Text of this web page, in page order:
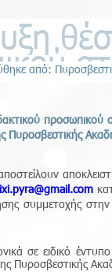
από:
προσωπικού
Πυροσβεστικής
συμμετοχής
σε ειδικό
Πυροσβεστικής